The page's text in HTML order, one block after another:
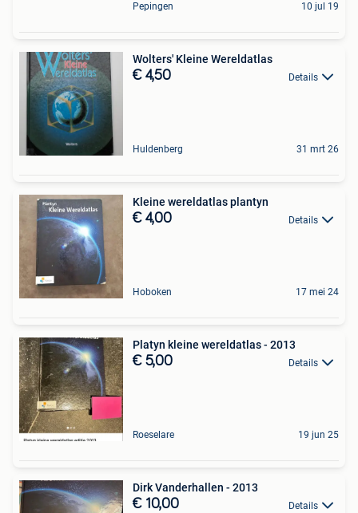
Pepingen 10 jul 19
Wolters' Kleine Wereldatlas
€ 4,50 Details
Huldenberg 31 mrt 26
Kleine wereldatlas plantyn
€ 4,00 Details
Hoboken 17 mei 24
Platyn kleine wereldatlas - 2013
€ 5,00 Details
Roeselare 19 jun 25
Dirk Vanderhallen - 2013
€ 10,00 Details